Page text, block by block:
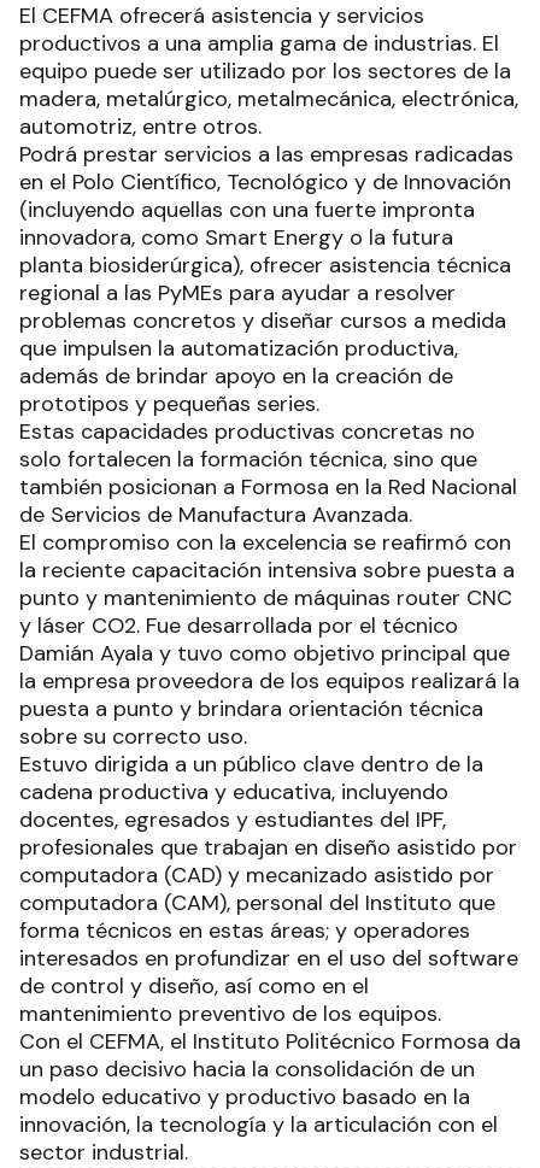
El CEFMA ofrecerá asistencia y servicios
productivos a una amplia gama de industrias. El
equipo puede ser utilizado por los sectores de la
madera, metalúrgico, metalmecánica, electrónica,
automotriz, entre otros.
Podrá prestar servicios a las empresas radicadas
en el Polo Científico, Tecnológico y de Innovación
(incluyendo aquellas con una fuerte impronta
innovadora, como Smart Energy o la futura
planta biosiderúrgica), ofrecer asistencia técnica
regional a las PyMEs para ayudar a resolver
problemas concretos y diseñar cursos a medida
que impulsen la automatización productiva,
además de brindar apoyo en la creación de
prototipos y pequeñas series.
Estas capacidades productivas concretas no
solo fortalecen la formación técnica, sino que
también posicionan a Formosa en la Red Nacional
de Servicios de Manufactura Avanzada.
El compromiso con la excelencia se reafirmó con
la reciente capacitación intensiva sobre puesta a
punto y mantenimiento de máquinas router CNC
y láser CO2. Fue desarrollada por el técnico
Damián Ayala y tuvo como objetivo principal que
la empresa proveedora de los equipos realizará la
puesta a punto y brindara orientación técnica
sobre su correcto uso.
Estuvo dirigida a un público clave dentro de la
cadena productiva y educativa, incluyendo
docentes, egresados y estudiantes del IPF,
profesionales que trabajan en diseño asistido por
computadora (CAD) y mecanizado asistido por
computadora (CAM), personal del Instituto que
forma técnicos en estas áreas; y operadores
interesados en profundizar en el uso del software
de control y diseño, así como en el
mantenimiento preventivo de los equipos.
Con el CEFMA, el Instituto Politécnico Formosa da
un paso decisivo hacia la consolidación de un
modelo educativo y productivo basado en la
innovación, la tecnología y la articulación con el
sector industrial.